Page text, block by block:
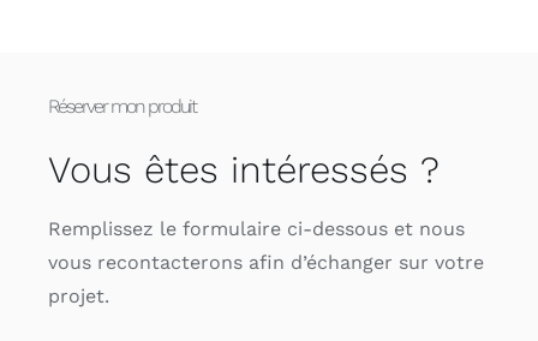
Réserver mon produit
Vous êtes intéressés ?
Remplissez le formulaire ci-dessous et nous
vous recontacterons afin d’échanger sur votre
projet.